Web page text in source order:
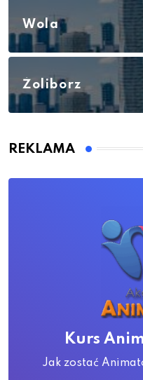
Wola
Żoliborz
REKLAMA
Kurs
Jak zostać